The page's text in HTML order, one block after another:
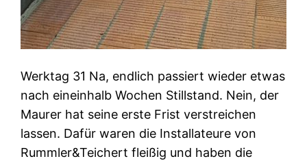
Werktag 31 Na, endlich passiert wieder etwas
nach eineinhalb Wochen Stillstand. Nein, der
Maurer hat seine erste Frist verstreichen
lassen. Dafür waren die Installateure von
Rummler&Teichert fleißig und haben die